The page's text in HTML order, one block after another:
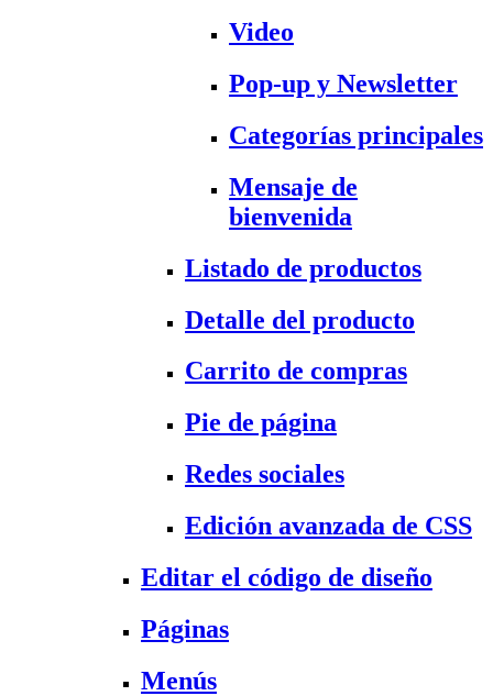
Video
Pop-up y Newsletter
Categorías principales
Mensaje de
bienvenida
Listado de productos
Detalle del producto
Carrito de compras
Pie de página
Redes sociales
Edición avanzada de CSS
Editar el código de diseño
Páginas
Menús